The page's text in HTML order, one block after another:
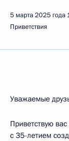
5 марта 2025 года
Приветствия
Уважаемые
Приветствую
c 35-летием